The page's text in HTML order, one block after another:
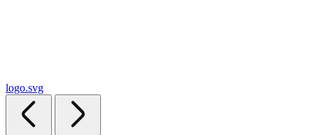
logo.svg